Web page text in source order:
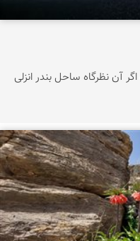
آن نظرگاه ساحل بندر انزلی